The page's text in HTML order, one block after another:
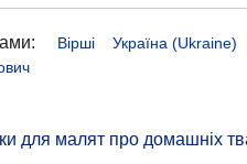
Вірші
Україна (Ukraine)
для малят про домашніх